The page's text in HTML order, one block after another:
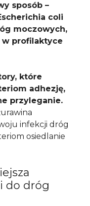
sposób –
coli
moczowych,
w profilaktyce
które
adhezję,
przyleganie.
infekcji dróg
osiedlanie
do dróg